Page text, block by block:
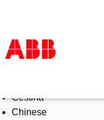
Products & Solutions
Industries
Čeština
Chinese